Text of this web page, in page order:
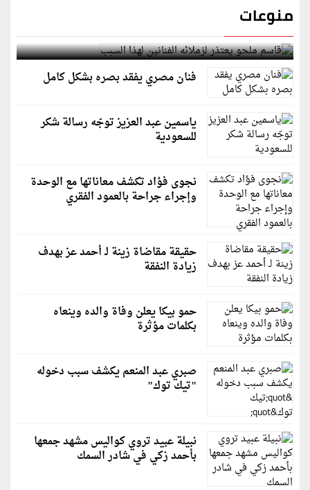
منوعات
قاسم ملحو يعتذر لزملائه الفنانين لهذا السبب
فنان مصري يفقد بصره بشكل كامل
ياسمين عبد العزيز توجّه رسالة شكر
للسعودية
نجوى فؤاد تكشف معاناتها مع الوحدة
وإجراء جراحة بالعمود الفقري
حقيقة مقاضاة زينة لـ أحمد عز بهدف
زيادة النفقة
حمو بيكا يعلن وفاة والده وينعاه
بكلمات مؤثرة
صبري عبد المنعم يكشف سبب دخوله
"تيك توك"
نبيلة عبيد تروي كواليس مشهد جمعها
بأحمد زكي في شادر السمك